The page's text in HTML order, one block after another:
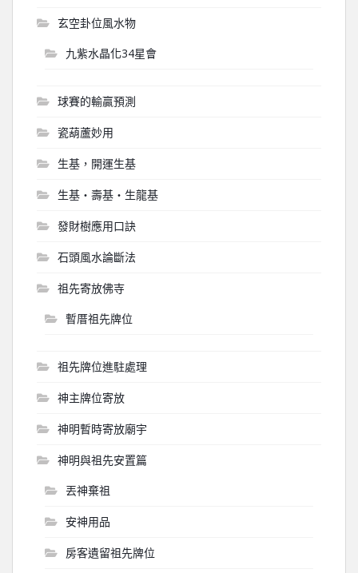
玄空卦位風水物
九紫水晶化34星會
球賽的輸贏預測
瓷葫蘆妙用
生基，開運生基
生基‧壽基‧生龍基
發財樹應用口訣
石頭風水論斷法
祖先寄放佛寺
暫厝祖先牌位
祖先牌位進駐處理
神主牌位寄放
神明暫時寄放廟宇
神明與祖先安置篇
丟神棄祖
安神用品
房客遺留祖先牌位